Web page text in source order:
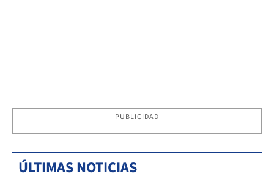
PUBLICIDAD
ÚLTIMAS NOTICIAS